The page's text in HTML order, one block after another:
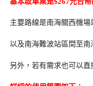
主要路線是南海關西機
以及南海難波站區間至
另外，若有需求也可以